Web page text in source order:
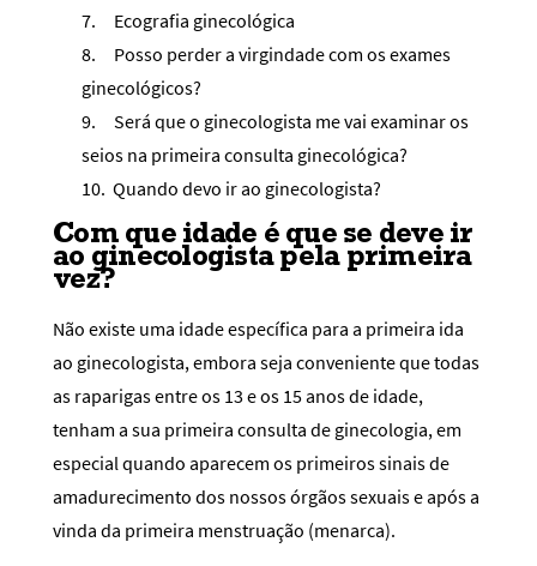
7.
Ecografia ginecológica
8.
Posso perder a virgindade com os exames
ginecológicos?
9.
Será que o ginecologista me vai examinar os
seios na primeira consulta ginecológica?
10. Quando devo ir ao ginecologista?
Com que idade é que se deve ir
ao ginecologista pela primeira
vez?
Não existe uma idade específica para a primeira ida
ao ginecologista, embora seja conveniente que todas
as raparigas entre os 13 e os 15 anos de idade,
tenham a sua primeira consulta de ginecologia, em
especial quando aparecem os primeiros sinais de
amadurecimento dos nossos órgãos sexuais e após a
vinda da primeira menstruação (menarca).